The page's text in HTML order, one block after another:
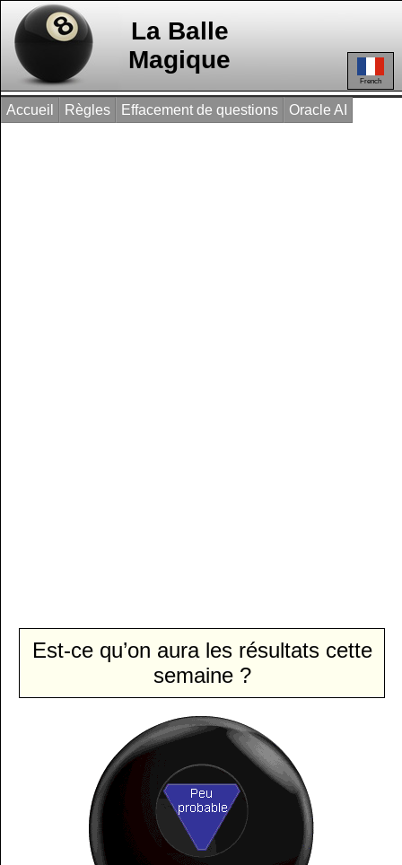
La Balle
Magique
French
Accueil Règles Effacement de questions Oracle AI
Est-ce qu’on aura les résultats cette
semaine ?